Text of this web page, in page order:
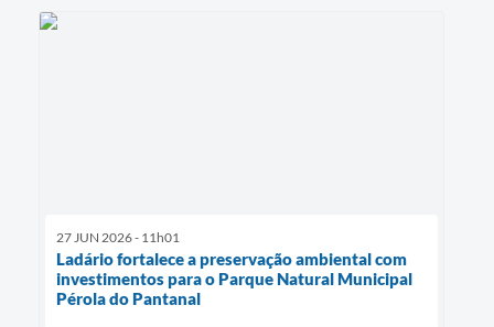
27 JUN 2026 - 11h01
Ladário fortalece a preservação ambiental com
investimentos para o Parque Natural Municipal
Pérola do Pantanal